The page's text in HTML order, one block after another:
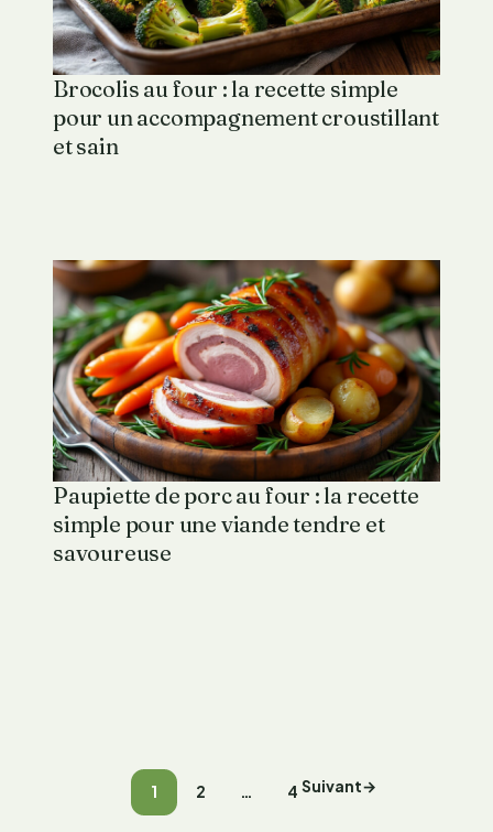
Brocolis au four : la recette simple
pour un accompagnement croustillant
et sain
Paupiette de porc au four : la recette
simple pour une viande tendre et
savoureuse
1 2 … 4 Suivant→